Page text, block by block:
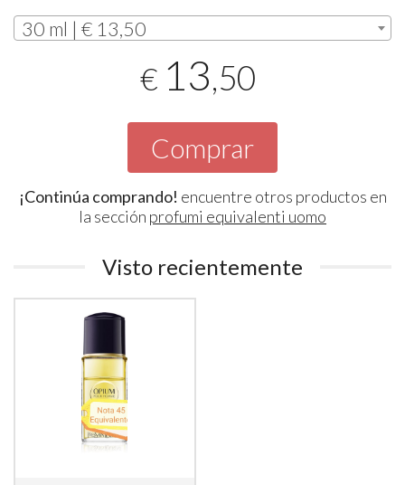
30 ml | € 13,50
€ 13,50
Comprar
¡Continúa comprando! encuentre otros productos en
la sección profumi equivalenti uomo
Visto recientemente